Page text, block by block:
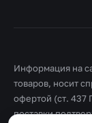
Информация на
товаров, носит
офертой (ст. 437
поставки